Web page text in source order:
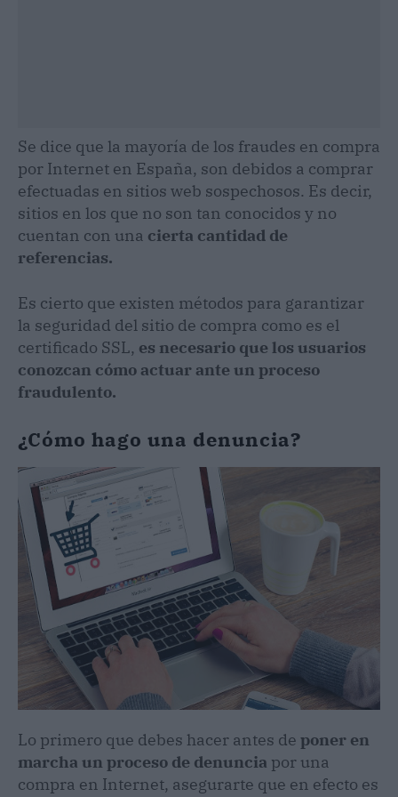
Se dice que la mayoría de los fraudes en compra
por Internet en España, son debidos a comprar
efectuadas en sitios web sospechosos. Es decir,
sitios en los que no son tan conocidos y no
cuentan con una cierta cantidad de
referencias.
Es cierto que existen métodos para garantizar
la seguridad del sitio de compra como es el
certificado SSL, es necesario que los usuarios
conozcan cómo actuar ante un proceso
fraudulento.
¿Cómo hago una denuncia?
Lo primero que debes hacer antes de poner en
marcha un proceso de denuncia por una
compra en Internet, asegurarte que en efecto es